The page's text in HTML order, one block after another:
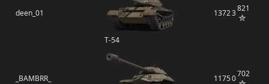
deen_01
Т-54
13723821
_BAMBRR_ 11750702